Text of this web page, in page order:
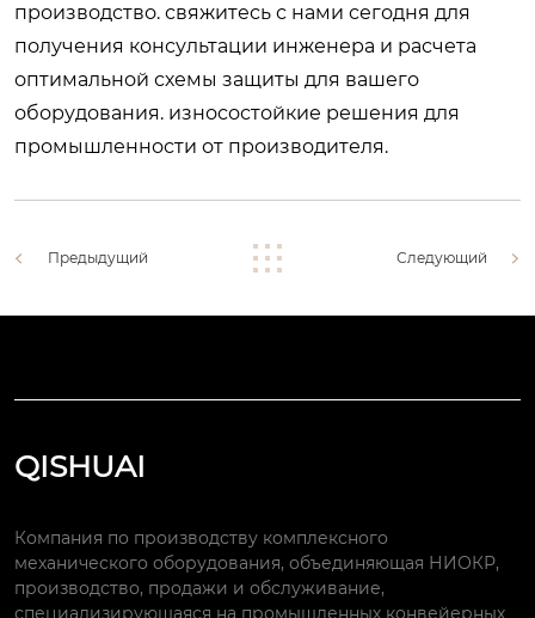
производство. свяжитесь с нами сегодня для
получения консультации инженера и расчета
оптимальной схемы защиты для вашего
оборудования. износостойкие решения для
промышленности от производителя.
Предыдущий Следующий
QISHUAI
Компания по производству комплексного
механического оборудования, объединяющая НИОКР,
производство, продажи и обслуживание,
специализирующаяся на промышленных конвейерных